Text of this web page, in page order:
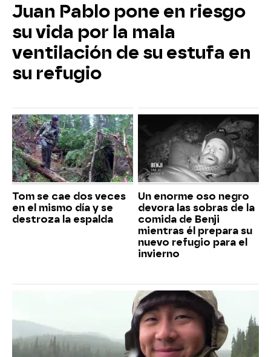
Juan Pablo pone en riesgo
su vida por la mala
ventilación de su estufa en
su refugio
Tom se cae dos veces
en el mismo día y se
destroza la espalda
Un enorme oso negro
devora las sobras de la
comida de Benji
mientras él prepara su
nuevo refugio para el
invierno